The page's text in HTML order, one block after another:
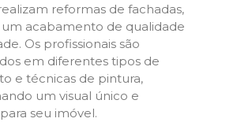
reformas de fachadas,
acabamento de qualidade
Os profissionais são
em diferentes tipos de
e técnicas de pintura,
um visual único e
seu imóvel.